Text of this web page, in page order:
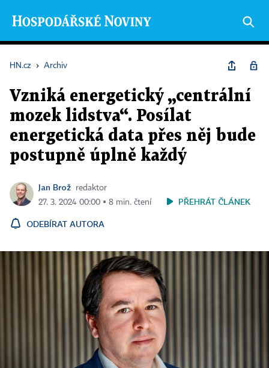
HN.cz › Archiv
Vzniká energetický „centrální
mozek lidstva“. Posílat
energetická data přes něj bude
postupně úplně každý
Jan Brož
redaktor
27. 3. 2024 00:00 ▪ 8 min. čtení
PŘEHRÁT ČLÁNEK
ODEBÍRAT AUTORA